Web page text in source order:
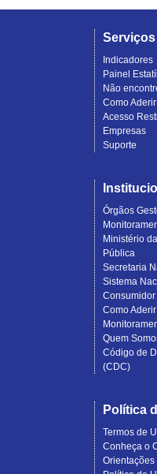
Serviços
Indicadores
Painel
Não
Como
Acesso
Empresas
Suporte
Órgãos
Ministério
Pública
Secretaria
Sistema
Consumidor
Como
Quem
Código de
(CDC)
Política
Termos de
Conheça o
Orientações